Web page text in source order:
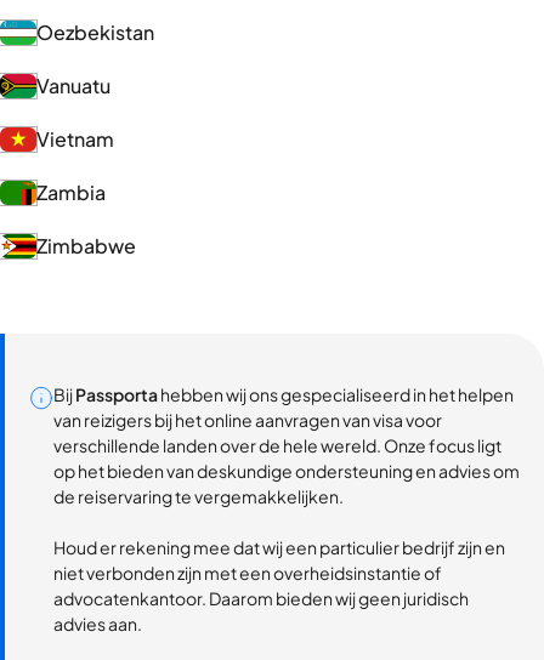
Oezbekistan
Vanuatu
Vietnam
Zambia
Zimbabwe
BijPassportahebben wij ons gespecialiseerd in het helpen
van reizigers bij het online aanvragen van visa voor
verschillende landen over de hele wereld. Onze focus ligt
op het bieden van deskundige ondersteuning en advies om
de reiservaring te vergemakkelijken.
Houd er rekening mee dat wij een particulier bedrijf zijn en
niet verbonden zijn met een overheidsinstantie of
advocatenkantoor. Daarom bieden wij geen juridisch
advies aan.